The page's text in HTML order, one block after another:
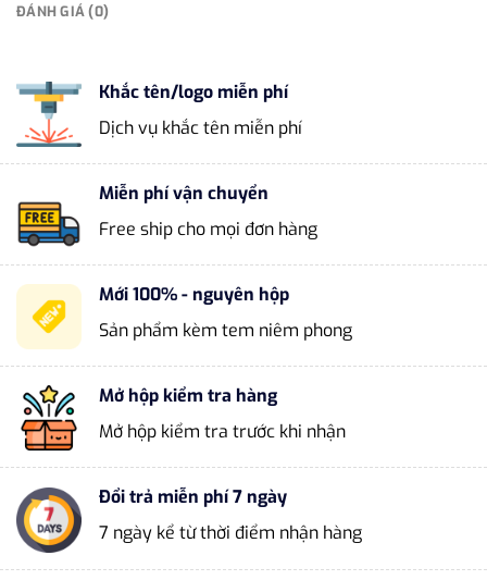
ĐÁNH GIÁ (0)
Khắc tên/logo miễn phí
Dịch vụ khắc tên miễn phí
Miễn phí vận chuyển
Free ship cho mọi đơn hàng
Mới 100% - nguyên hộp
Sản phẩm kèm tem niêm phong
Mở hộp kiểm tra hàng
Mở hộp kiểm tra trước khi nhận
Đổi trả miễn phí 7 ngày
7 ngày kể từ thời điểm nhận hàng